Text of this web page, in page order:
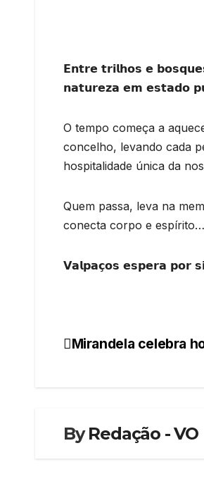
𝗘𝗻𝘁𝗿𝗲 𝘁𝗿𝗶𝗹𝗵𝗼𝘀 𝗲
𝗻𝗮𝘁𝘂𝗿𝗲𝘇𝗮 𝗲𝗺 𝗲𝘀𝘁𝗮𝗱𝗼
O tempo começa a
concelho, levando cada
hospitalidade única da
Quem passa, leva na
conecta corpo e espírito…
𝗩𝗮𝗹𝗽𝗮𝗰̧𝗼𝘀 𝗲𝘀𝗽𝗲𝗿𝗮 𝗽𝗼𝗿
Navegação
Mirandela celebra
ByRedação - VO